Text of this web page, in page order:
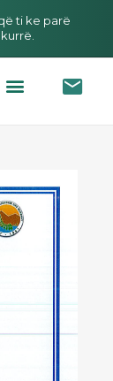
ti ke parë